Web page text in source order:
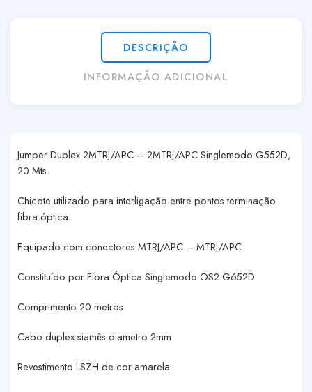
DESCRIÇÃO
INFORMAÇÃO ADICIONAL
Jumper Duplex 2MTRJ/APC – 2MTRJ/APC Singlemodo G552D,
20 Mts.
Chicote utilizado para interligação entre pontos terminação
fibra óptica
Equipado com conectores MTRJ/APC – MTRJ/APC
Constituído por Fibra Óptica Singlemodo OS2 G652D
Comprimento 20 metros
Cabo duplex siamês diametro 2mm
Revestimento LSZH de cor amarela